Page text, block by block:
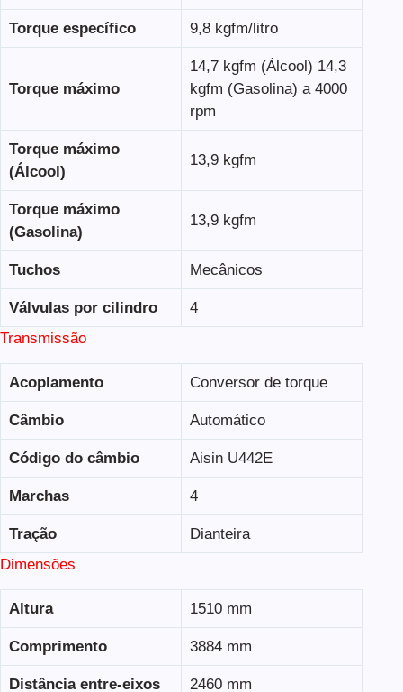
Torque específico 9,8 kgfm/litro
Torque máximo
14,7 kgfm (Álcool) 14,3
kgfm (Gasolina) a 4000
rpm
Torque máximo
(Álcool)
13,9 kgfm
Torque máximo
(Gasolina)
13,9 kgfm
Tuchos Mecânicos
Válvulas por cilindro
4
Transmissão
Acoplamento Conversor de torque
Câmbio Automático
Código do câmbio Aisin U442E
Marchas 4
Tração
Dianteira
Dimensões
Altura 1510 mm
Comprimento 3884 mm
Distância entre-eixos 2460 mm